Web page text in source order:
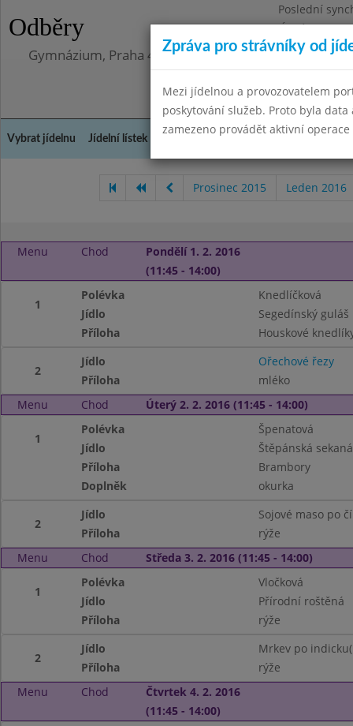
Odběry
Poslední
Úterý
Gymnázium, Praha 4, Budějovická 680
Vybrat jídelnu Jídelní lístek Kontakty a informace
Prosinec 2015 Leden 2016
Menu Chod
Pondělí 1. 2. 2016
(11:45 - 14:00)
1
Polévka
Knedlíčková
Jídlo
Segedínský guláš
Příloha
Houskové
2
Jídlo
Ořechové řezy
Příloha
mléko
Menu
Chod Úterý 2. 2. 2016 (11:45 - 14:00)
1
Polévka
Špenatová
Jídlo
Štěpánská sekaná
Příloha
Brambory
Doplněk
okurka
2
Jídlo
Sojové maso po
Příloha
rýže
Menu
Chod Středa 3. 2. 2016 (11:45 - 14:00)
1
Polévka
Vločková
Jídlo
Přírodní roštěná
Příloha
rýže
2
Jídlo
Mrkev po
Příloha
rýže
Menu
Chod
Čtvrtek 4. 2. 2016
(11:45 - 14:00)
Zpráva pro strávníky od
Mezi jídelnou a provozovatelem
poskytování služeb. Proto byla
zamezeno provádět aktivní